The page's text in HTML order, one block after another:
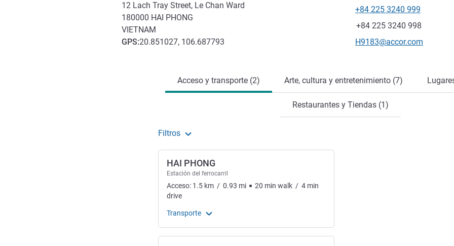
12 Lach Tray Street, Le Chan Ward
180000 HAI PHONG
VIETNAM
GPS:20.851027, 106.687793
Teléfono
+84 225 3240 999
Fax
+84 225 3240 998
Correo electrónico de
H9183@accor.com
Acceso y transporte (2) Arte, cultura y entretenimiento (7)
Restaurantes y Tiendas (1)
Filtros
HAI PHONG
Estación del ferrocarril
Acceso: 1.5 km / 0.93 mi 20 min walk / 4 min
drive
Transporte